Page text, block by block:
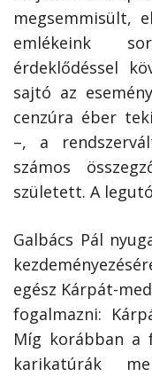
megsemmisült,
emlékeink
érdeklődéssel
sajtó az
cenzúra éber
–, a
számos
született. A
Galbács Pál
egész Kárpát-
fogalmazni:
Míg korábban a
karikatúrák